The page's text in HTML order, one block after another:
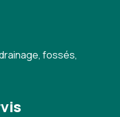
fossés,